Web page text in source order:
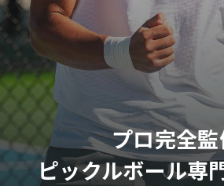
プロ完全
ピックルボール専